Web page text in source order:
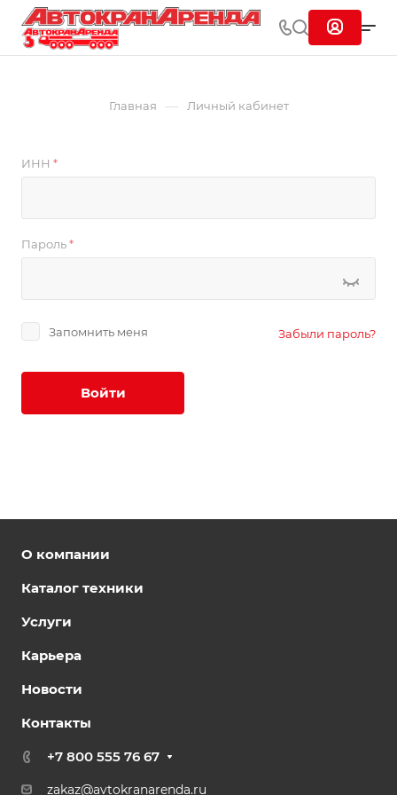
Главная — Личный кабинет
ИНН *
Пароль*
Запомнить меня Забыли пароль?
Войти
О компании
Каталог техники
Услуги
Карьера
Новости
Контакты
+7 800 555 76 67
zakaz@avtokranarenda.ru